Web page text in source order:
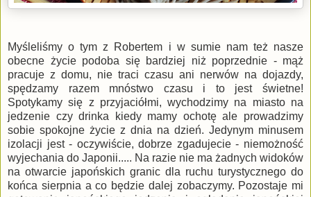
Myśleliśmy o tym z Robertem i w sumie nam też nasze
obecne życie podoba się bardziej niż poprzednie - mąż
pracuje z domu, nie traci czasu ani nerwów na dojazdy,
spędzamy razem mnóstwo czasu i to jest świetne!
Spotykamy się z przyjaciółmi, wychodzimy na miasto na
jedzenie czy drinka kiedy mamy ochotę ale prowadzimy
sobie spokojne życie z dnia na dzień. Jedynym minusem
izolacji jest - oczywiście, dobrze zgadujecie - niemożność
wyjechania do Japonii..... Na razie nie ma żadnych widoków
na otwarcie japońskich granic dla ruchu turystycznego do
końca sierpnia a co będzie dalej zobaczymy. Pozostaje mi